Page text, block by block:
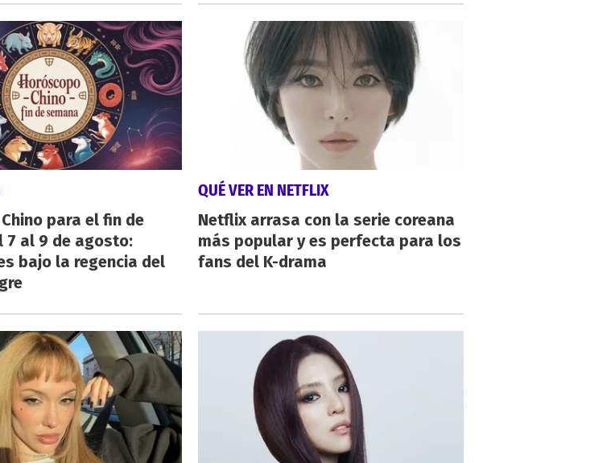
para el fin de
7 al 9 de agosto:
bajo la regencia del
QUÉ VER EN NETFLIX
Netflix arrasa con la serie coreana
más popular y es perfecta para los
fans del K-drama